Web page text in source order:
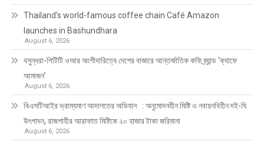
Thailand’s world-famous coffee chain Café Amazon
launches in Bashundhara
August 6, 2026
বসুন্ধরা-পিটিটি ওআর অংশীদারিত্বে দেশের বাজারে আন্তর্জাতিক কফি ব্র্যান্ড ‘ক্যাফে
আমাজন’
August 6, 2026
বিএসটিআইর ভ্রাম্যমাণ আদালতের অভিযান : অনুমোদনহীন মিষ্টি ও নবায়নবিহীন দই-ঘি
উৎপাদন, রাজশাহীর আরাফাত মিষ্টিকে ২০ হাজার টাকা জরিমানা
August 6, 2026